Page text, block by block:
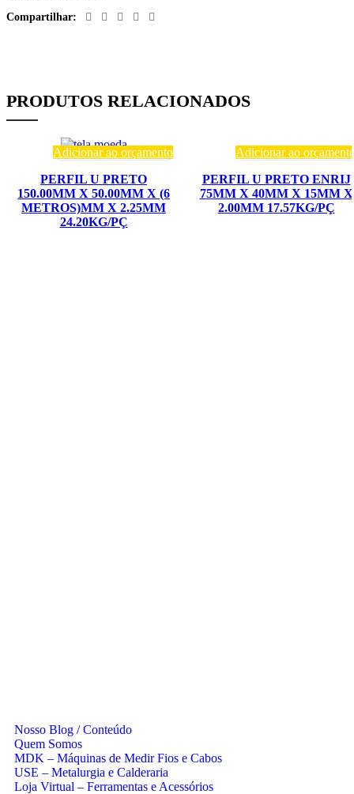
Compartilhar:
PRODUTOS RELACIONADOS
PERFIL U PRETO
150.00MM X 50.00MM X (6
METROS)MM X 2.25MM
24.20KG/PÇ
Adicionar ao orçamento
PERFIL U PRETO ENRIJ
75MM X 40MM X 15MM X
2.00MM 17.57KG/PÇ
Adicionar ao
Nosso Blog / Conteúdo
Quem Somos
MDK – Máquinas de Medir Fios e Cabos
USE – Metalurgia e Calderaria
Loja Virtual – Ferramentas e Acessórios